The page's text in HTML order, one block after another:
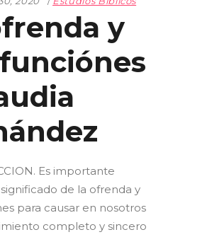
y
Es importante
de la ofrenda y
para causar en nosotros
completo y sincero